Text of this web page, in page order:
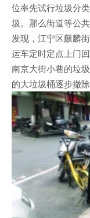
位率先试行垃圾分
圾。那么街道等公
发现，江宁区麒麟
运车定时定点上门
南京大街小巷的垃
的大垃圾桶逐步撤